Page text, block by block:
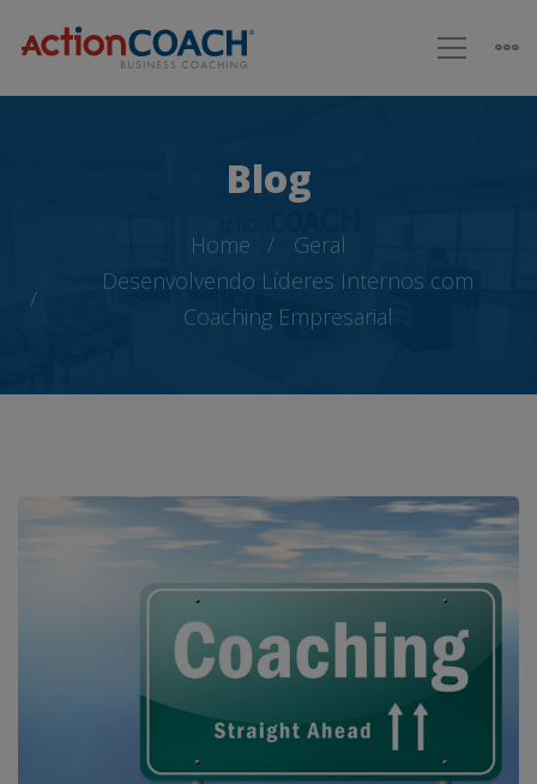
Blog
Home
Geral
Desenvolvendo Líderes Internos com
Coaching Empresarial